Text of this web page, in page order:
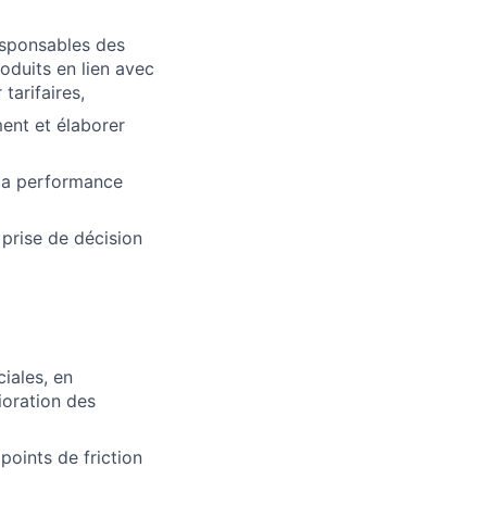
des
en lien avec
tarifaires,
et élaborer
performance
de décision
en
des
points de friction